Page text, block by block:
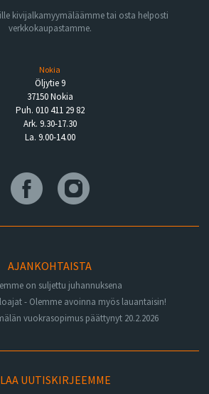
kivijalkamyymäläämme tai osta helposti
verkkokaupastamme.
Nokia
Öljytie 9
37150 Nokia
Puh. 010 411 29 82
Ark. 9.30-17.30
La. 9.00-14.00
AJANKOHTAISTA
on suljettu juhannuksena
- Olemme avoinna myös lauantaisin!
vuokrasopimus päättynyt 20.2.2026
UUTISKIRJEEMME